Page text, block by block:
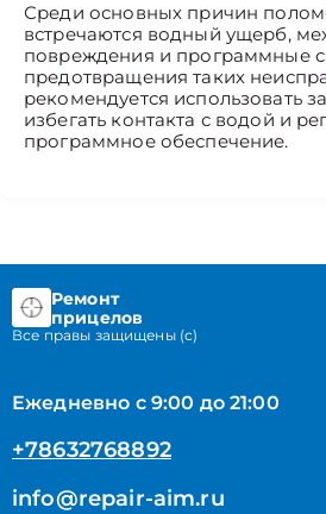
Среди основных причин
встречаются водный ущерб,
повреждения и программные
предотвращения таких
рекомендуется использовать
избегать контакта с водой и
программное обеспечение.
Ремонт
прицелов
Все правы защищены (с)
Ежедневно с 9:00 до 21:00
+78632768892
info@repair-aim.ru